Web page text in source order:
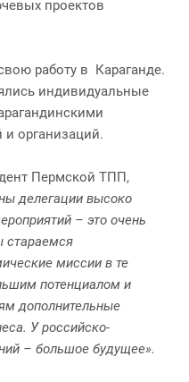
проектов
работу в Караганде.
индивидуальные
и организаций.
Пермской ТПП,
делегации высоко
– это очень
стараемся
миссии в те
потенциалом и
дополнительные
У российско-
– большое будущее».